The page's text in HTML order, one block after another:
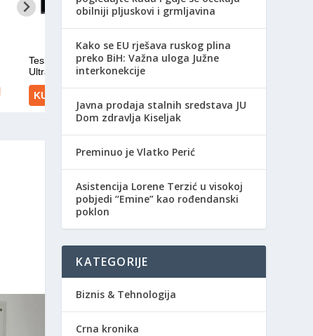
obilniji pljuskovi i grmljavina
Kako se EU rješava ruskog plina
preko BiH: Važna uloga Južne
interkonekcije
Javna prodaja stalnih sredstava JU
Dom zdravlja Kiseljak
Preminuo je Vlatko Perić
Asistencija Lorene Terzić u visokoj
pobjedi “Emine” kao rođendanski
poklon
KATEGORIJE
Biznis & Tehnologija
Crna kronika